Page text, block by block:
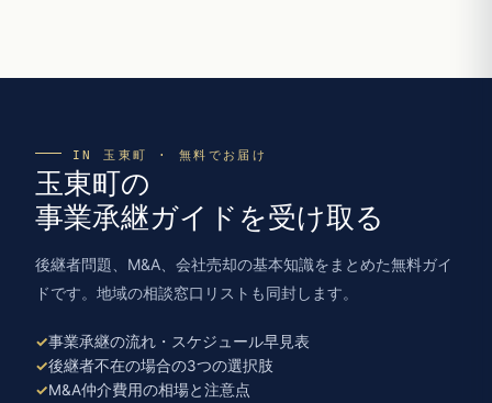
IN 玉東町 · 無料でお届け
玉東町の
事業承継ガイドを受け取る
後継者問題、M&A、会社売却の基本知識をまとめた無料ガイ
ドです。地域の相談窓口リストも同封します。
事業承継の流れ・スケジュール早見表
後継者不在の場合の3つの選択肢
M&A仲介費用の相場と注意点